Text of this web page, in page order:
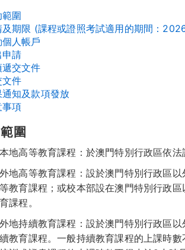
圍
期限 (課程或證照考試適用的期間：
人帳戶
請
交文件
件
知及款項發放
項
圍
本地高等教育課程：於澳門特別行政區依法
外地高等教育課程：設於澳門特別行政區
等教育課程；或校本部設在澳門特別行政
育課程。
外地持續教育課程：設於澳門特別行政區
續教育課程。一般持續教育課程的上課時